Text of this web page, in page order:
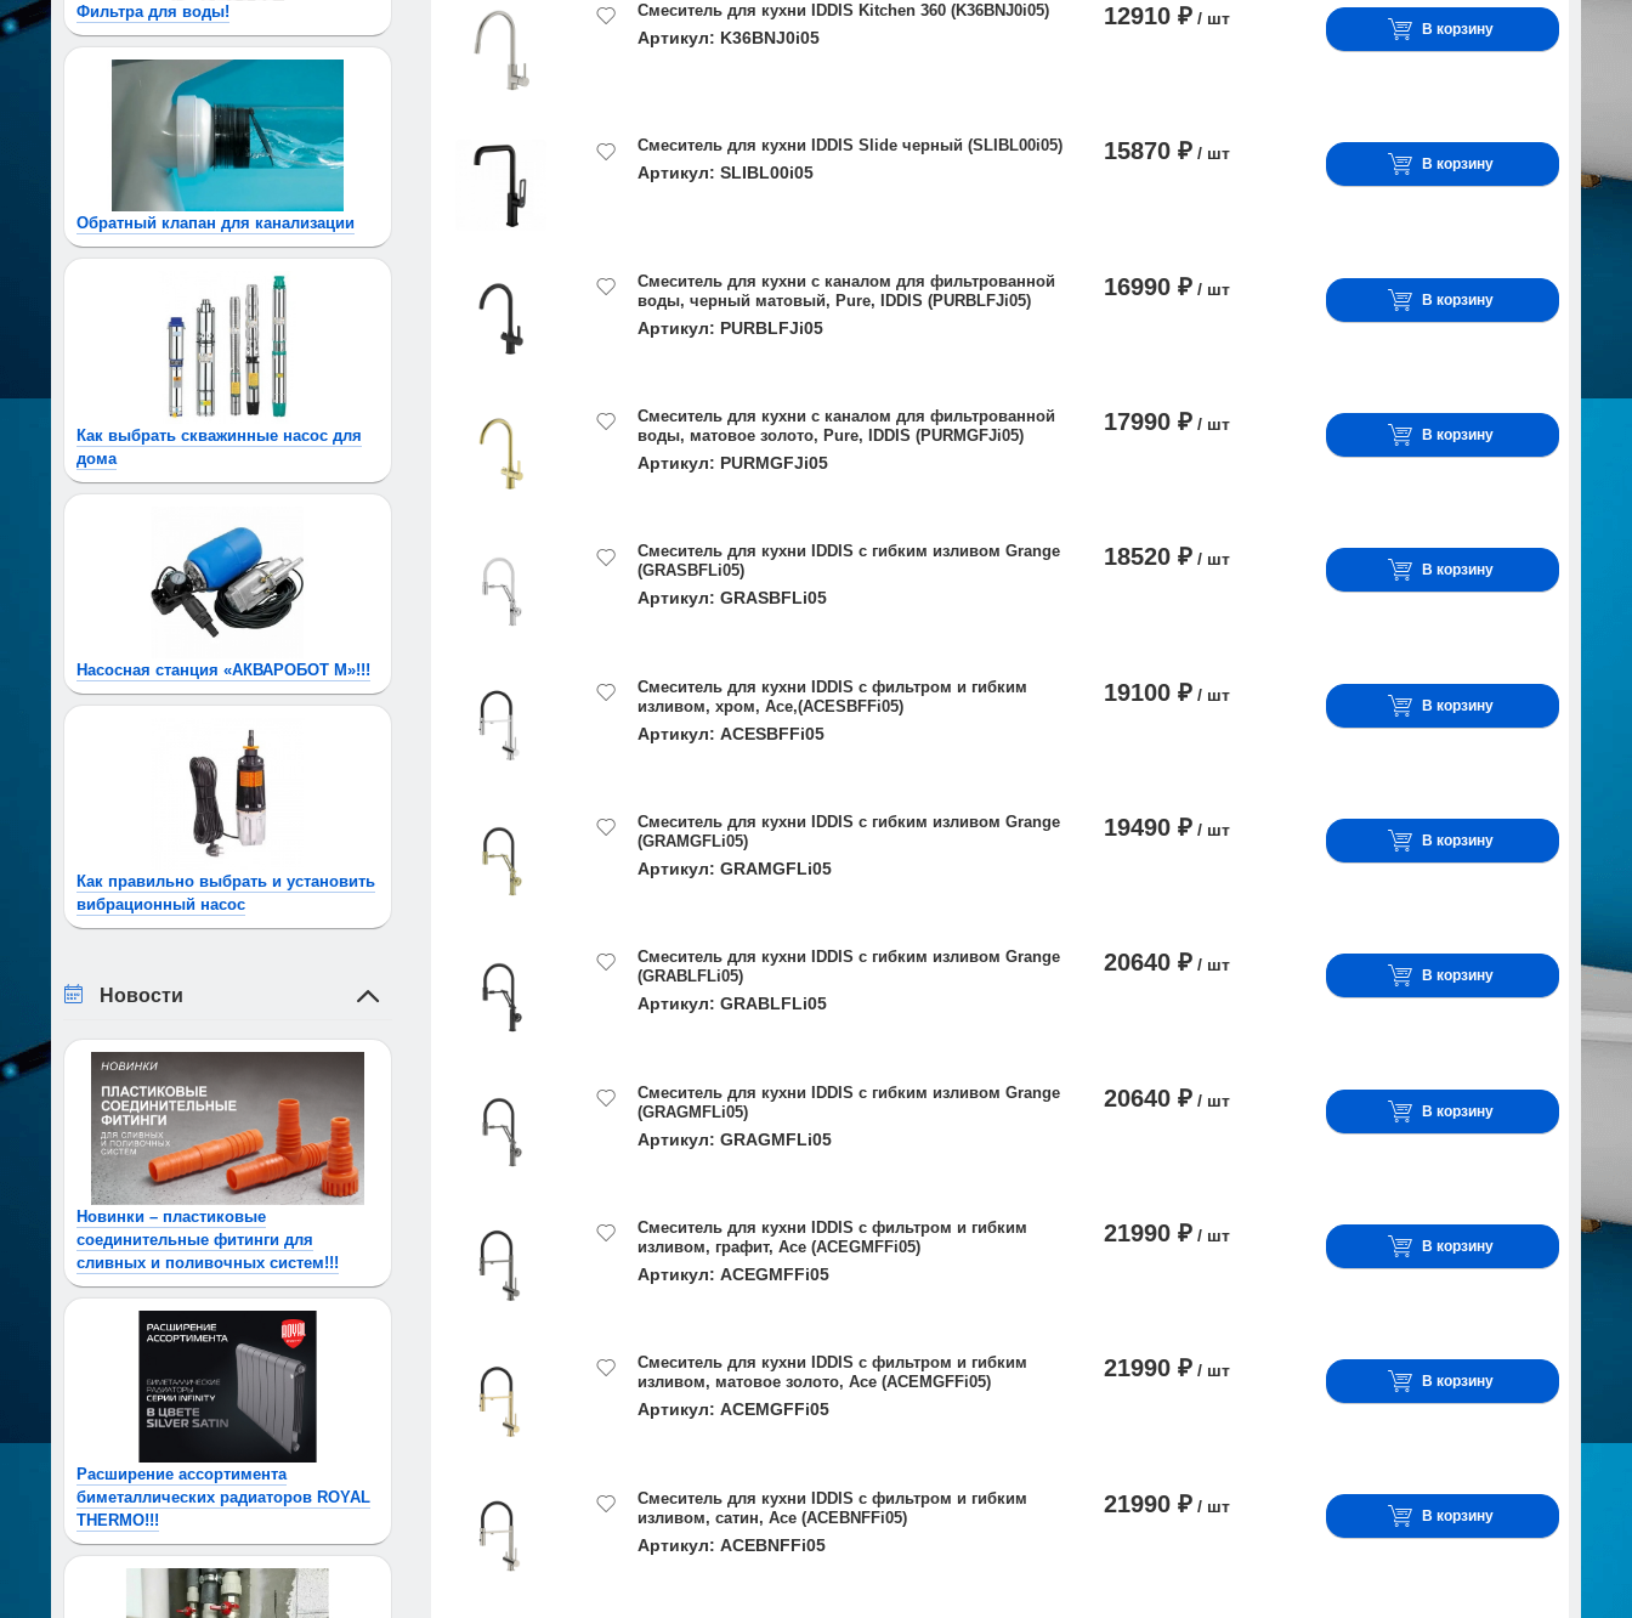
Смеситель для кухни IDDIS Kitchen 360 (K36BNJ0i05)
Артикул: K36BNJ0i05
12910 ₽/ шт
В корзину
Смеситель для кухни IDDIS Slide черный (SLIBL00i05)
Артикул: SLIBL00i05
15870 ₽/ шт
В корзину
Смеситель для кухни с каналом для фильтрованной
воды, черный матовый, Pure, IDDIS (PURBLFJi05)
Артикул: PURBLFJi05
16990 ₽/ шт
В корзину
Смеситель для кухни с каналом для фильтрованной
воды, матовое золото, Pure, IDDIS (PURMGFJi05)
Артикул: PURMGFJi05
17990 ₽/ шт
В корзину
Смеситель для кухни IDDIS с гибким изливом Grange
(GRASBFLi05)
Артикул: GRASBFLi05
18520 ₽/ шт
В корзину
Смеситель для кухни IDDIS с фильтром и гибким
изливом, хром, Ace,(ACESBFFi05)
Артикул: ACESBFFi05
19100 ₽/ шт
В корзину
Смеситель для кухни IDDIS с гибким изливом Grange
(GRAMGFLi05)
Артикул: GRAMGFLi05
19490 ₽/ шт
В корзину
Смеситель для кухни IDDIS с гибким изливом Grange
(GRABLFLi05)
Артикул: GRABLFLi05
20640 ₽/ шт
В корзину
Смеситель для кухни IDDIS с гибким изливом Grange
(GRAGMFLi05)
Артикул: GRAGMFLi05
20640 ₽/ шт
В корзину
Смеситель для кухни IDDIS с фильтром и гибким
изливом, графит, Ace (ACEGMFFi05)
Артикул: ACEGMFFi05
21990 ₽/ шт
В корзину
Смеситель для кухни IDDIS с фильтром и гибким
изливом, матовое золото, Ace (ACEMGFFi05)
Артикул: ACEMGFFi05
21990 ₽/ шт
В корзину
Смеситель для кухни IDDIS с фильтром и гибким
изливом, сатин, Ace (ACEBNFFi05)
Артикул: ACEBNFFi05
21990 ₽/ шт
В корзину
Фильтра для воды!
Обратный клапан для канализации
Как выбрать скважинные насос для
дома
Насосная станция «АКВАРОБОТ М»!!!
Как правильно выбрать и установить
вибрационный насос
Новости
Новинки – пластиковые
соединительные фитинги для
сливных и поливочных систем!!!
Расширение ассортимента
биметаллических радиаторов ROYAL
THERMO!!!